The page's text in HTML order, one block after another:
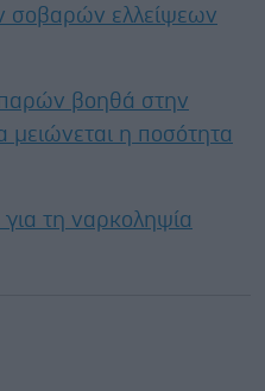
σοβαρών ελλείψεων
βοηθά στην
η ποσότητα
τη ναρκοληψία